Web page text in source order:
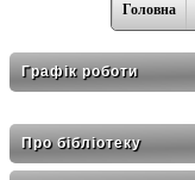
Головна
Графік роботи
Про бібліотеку